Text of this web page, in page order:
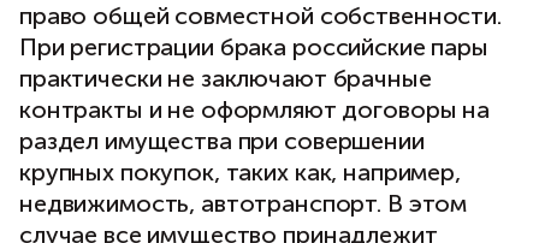
право общей совместной собственности.
При регистрации брака российские пары
практически не заключают брачные
контракты и не оформляют договоры на
раздел имущества при совершении
крупных покупок, таких как, например,
недвижимость, автотранспорт. В этом
случае все имущество принадлежит